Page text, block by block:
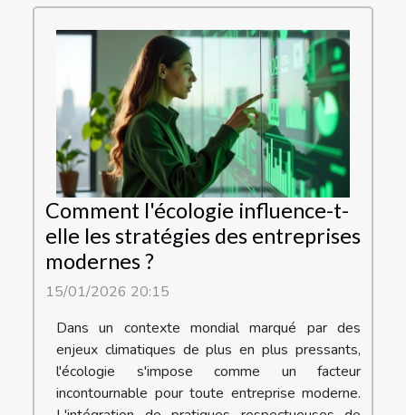
Comment l'écologie influence-t-
elle les stratégies des entreprises
modernes ?
15/01/2026 20:15
Dans un contexte mondial marqué par des
enjeux climatiques de plus en plus pressants,
l'écologie s'impose comme un facteur
incontournable pour toute entreprise moderne.